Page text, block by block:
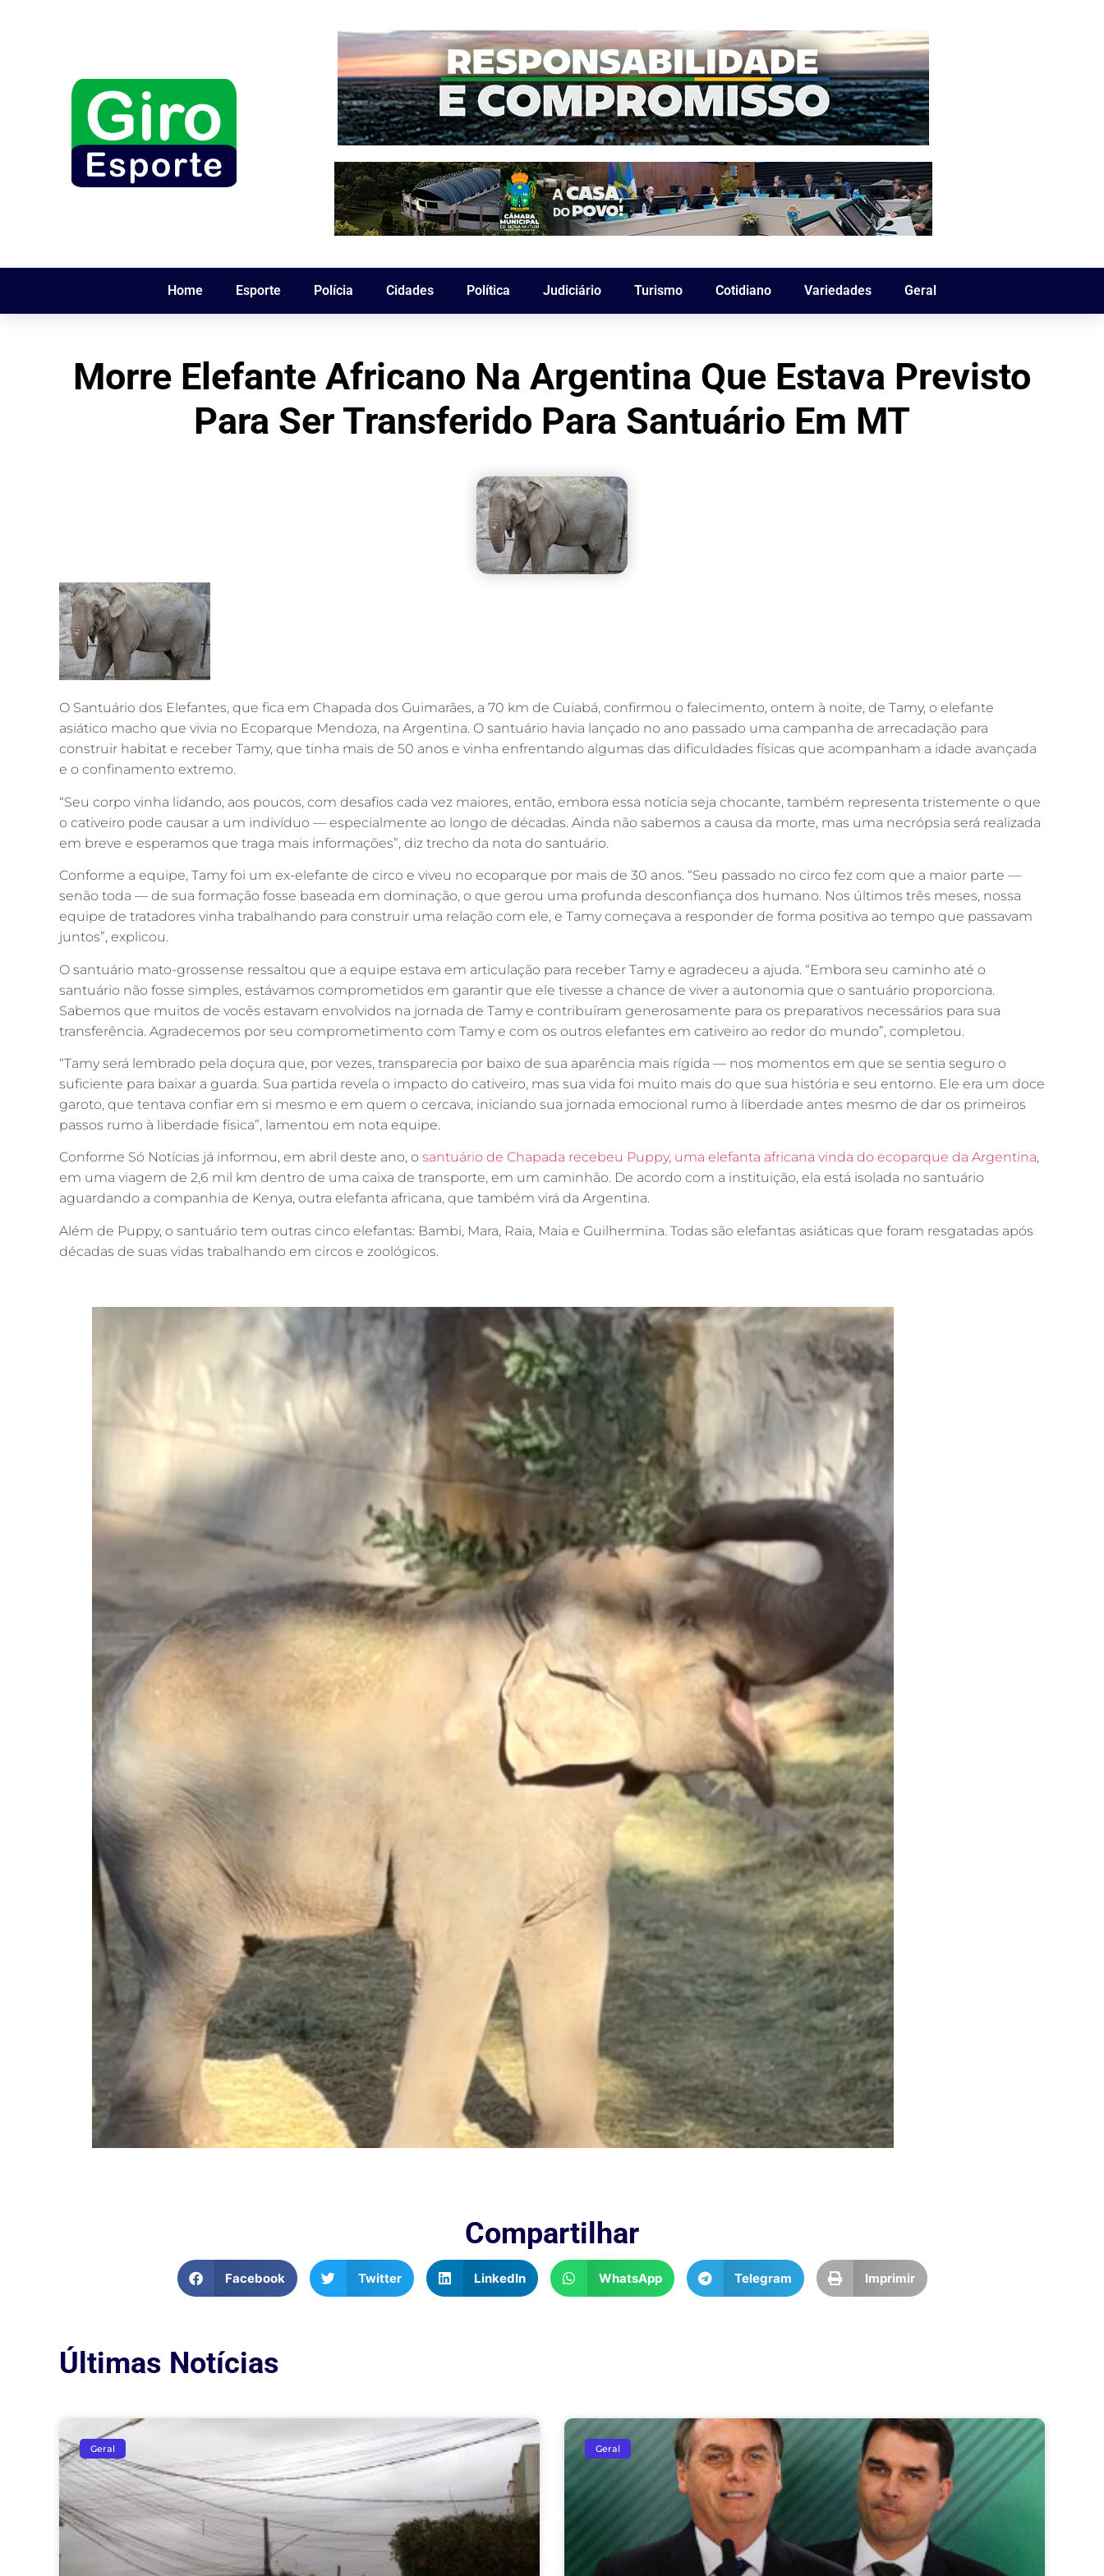
Home Esporte Polícia Cidades Política Judiciário Turismo Cotidiano Variedades Geral
Morre Elefante Africano Na Argentina Que Estava Previsto
Para Ser Transferido Para Santuário Em MT
O Santuário dos Elefantes, que fica em Chapada dos Guimarães, a 70 km de Cuiabá, confirmou o falecimento, ontem à noite, de Tamy, o elefante
asiático macho que vivia no Ecoparque Mendoza, na Argentina. O santuário havia lançado no ano passado uma campanha de arrecadação para
construir habitat e receber Tamy, que tinha mais de 50 anos e vinha enfrentando algumas das dificuldades físicas que acompanham a idade avançada
e o confinamento extremo.
“Seu corpo vinha lidando, aos poucos, com desafios cada vez maiores, então, embora essa notícia seja chocante, também representa tristemente o que
o cativeiro pode causar a um indivíduo — especialmente ao longo de décadas. Ainda não sabemos a causa da morte, mas uma necrópsia será realizada
em breve e esperamos que traga mais informações”, diz trecho da nota do santuário.
Conforme a equipe, Tamy foi um ex-elefante de circo e viveu no ecoparque por mais de 30 anos. “Seu passado no circo fez com que a maior parte —
senão toda — de sua formação fosse baseada em dominação, o que gerou uma profunda desconfiança dos humano. Nos últimos três meses, nossa
equipe de tratadores vinha trabalhando para construir uma relação com ele, e Tamy começava a responder de forma positiva ao tempo que passavam
juntos”, explicou.
O santuário mato-grossense ressaltou que a equipe estava em articulação para receber Tamy e agradeceu a ajuda. “Embora seu caminho até o
santuário não fosse simples, estávamos comprometidos em garantir que ele tivesse a chance de viver a autonomia que o santuário proporciona.
Sabemos que muitos de vocês estavam envolvidos na jornada de Tamy e contribuíram generosamente para os preparativos necessários para sua
transferência. Agradecemos por seu comprometimento com Tamy e com os outros elefantes em cativeiro ao redor do mundo”, completou.
“Tamy será lembrado pela doçura que, por vezes, transparecia por baixo de sua aparência mais rígida — nos momentos em que se sentia seguro o
suficiente para baixar a guarda. Sua partida revela o impacto do cativeiro, mas sua vida foi muito mais do que sua história e seu entorno. Ele era um doce
garoto, que tentava confiar em si mesmo e em quem o cercava, iniciando sua jornada emocional rumo à liberdade antes mesmo de dar os primeiros
passos rumo à liberdade física”, lamentou em nota equipe.
Conforme Só Notícias já informou, em abril deste ano, o santuário de Chapada recebeu Puppy, uma elefanta africana vinda do ecoparque da Argentina,
em uma viagem de 2,6 mil km dentro de uma caixa de transporte, em um caminhão. De acordo com a instituição, ela está isolada no santuário
aguardando a companhia de Kenya, outra elefanta africana, que também virá da Argentina.
Além de Puppy, o santuário tem outras cinco elefantas: Bambi, Mara, Raia, Maia e Guilhermina. Todas são elefantas asiáticas que foram resgatadas após
décadas de suas vidas trabalhando em circos e zoológicos.
Compartilhar
Facebook Twitter LinkedIn WhatsApp Telegram Imprimir
Últimas Notícias
Geral Geral